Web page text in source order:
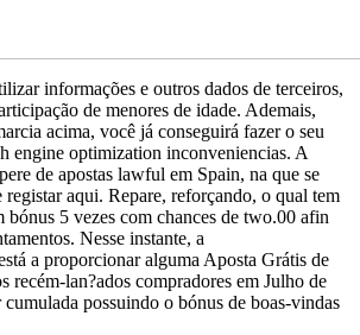
informações e outros dados de terceiros,
de menores de idade. Ademais,
acima, você já conseguirá fazer o seu
engine optimization inconveniencias. A
de apostas lawful em Spain, na que se
registar aqui. Repare, reforçando, o qual tem
5 vezes com chances de two.00 afin
Nesse instante, a
a proporcionar alguma Aposta Grátis de
recém-lan?ados compradores em Julho de
possuindo o bónus de boas-vindas